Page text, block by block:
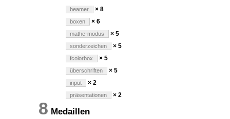
beamer × 8
boxen × 6
mathe-modus × 5
sonderzeichen × 5
fcolorbox × 5
überschriften × 5
input × 2
präsentationen × 2
8 Medaillen